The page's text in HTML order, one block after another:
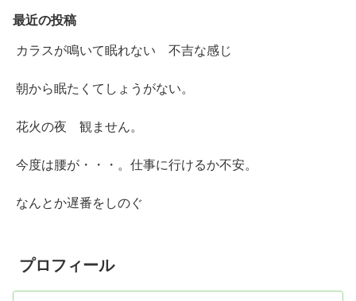
最近の投稿
カラスが鳴いて眠れない 不吉な感じ
朝から眠たくてしょうがない。
花火の夜 観ません。
今度は腰が・・・。仕事に行けるか不安。
なんとか遅番をしのぐ
プロフィール